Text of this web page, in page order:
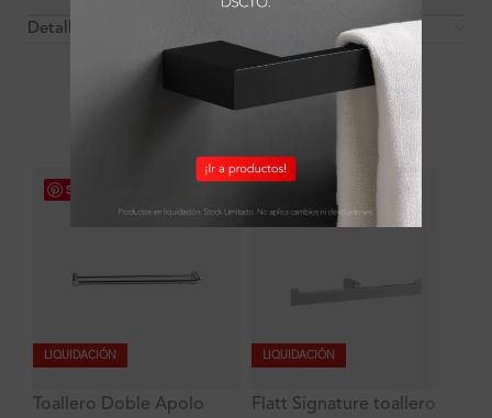
Detalles y Material
OTROS PRODUCTOS QUE PUEDEN
INTERESARTE
Save
LIQUIDACIÓN
Toallero Doble Apolo
LIQUIDACIÓN
Flatt Signature toallero